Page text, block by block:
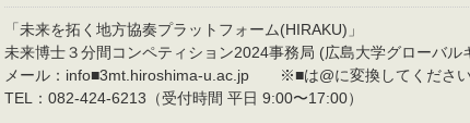
「未来を拓く地方協奏プラットフォーム(HIRAKU)」
未来博士３分間コンペティション2024事務局 (広島大学グローバル
メール：info■3mt.hiroshima-u.ac.jp ※■は@に変換してください
TEL：082-424-6213（受付時間 平日 9:00〜17:00）